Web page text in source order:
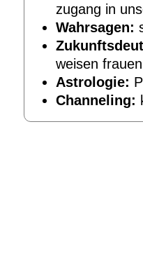
zugang in
Wahrsagen:
weisen frauen
Astrologie:
Channeling: